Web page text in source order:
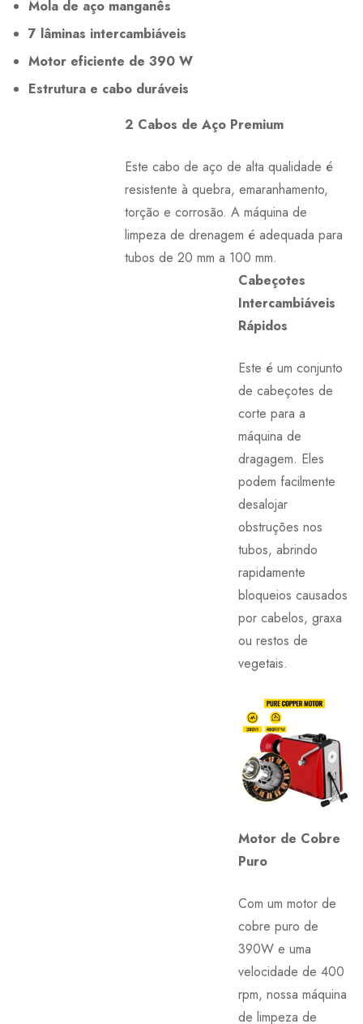
Mola de aço manganês
7 lâminas intercambiáveis
Motor eficiente de 390 W
Estrutura e cabo duráveis
2 Cabos de Aço Premium
Este cabo de aço de alta qualidade é
resistente à quebra, emaranhamento,
torção e corrosão. A máquina de
limpeza de drenagem é adequada para
tubos de 20 mm a 100 mm.
Cabeçotes
Intercambiáveis
Rápidos
Este é um conjunto
de cabeçotes de
corte para a
máquina de
dragagem. Eles
podem facilmente
desalojar
obstruções nos
tubos, abrindo
rapidamente
bloqueios causados
por cabelos, graxa
ou restos de
vegetais.
Motor de Cobre
Puro
Com um motor de
cobre puro de
390W e uma
velocidade de 400
rpm, nossa máquina
de limpeza de